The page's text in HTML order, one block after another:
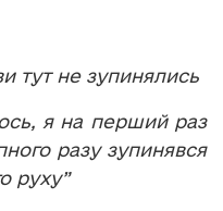
тут не зупинялись
я на перший раз
разу зупинявся
руху”